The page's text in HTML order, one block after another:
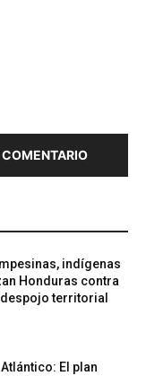
indígenas
Honduras contra
despojo territorial
El plan